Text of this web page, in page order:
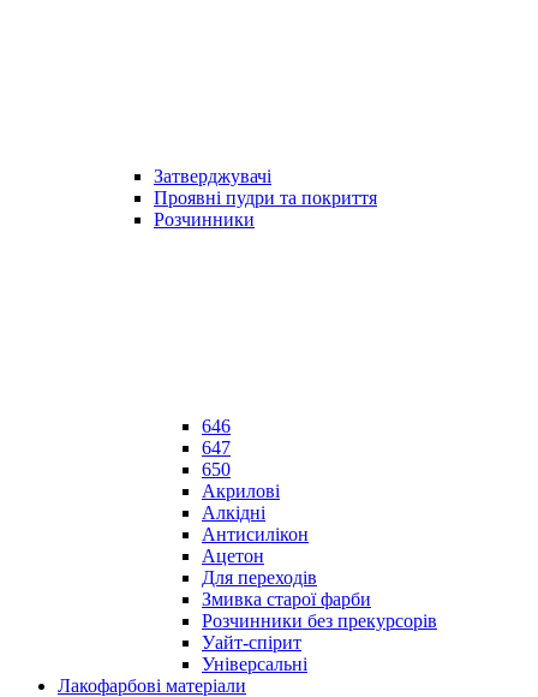
Затверджувачі
Проявні пудри та покриття
Розчинники
646
647
650
Акрилові
Алкідні
Антисилікон
Ацетон
Для переходів
Змивка старої фарби
Розчинники без прекурсорів
Уайт-спірит
Універсальні
Лакофарбові матеріали